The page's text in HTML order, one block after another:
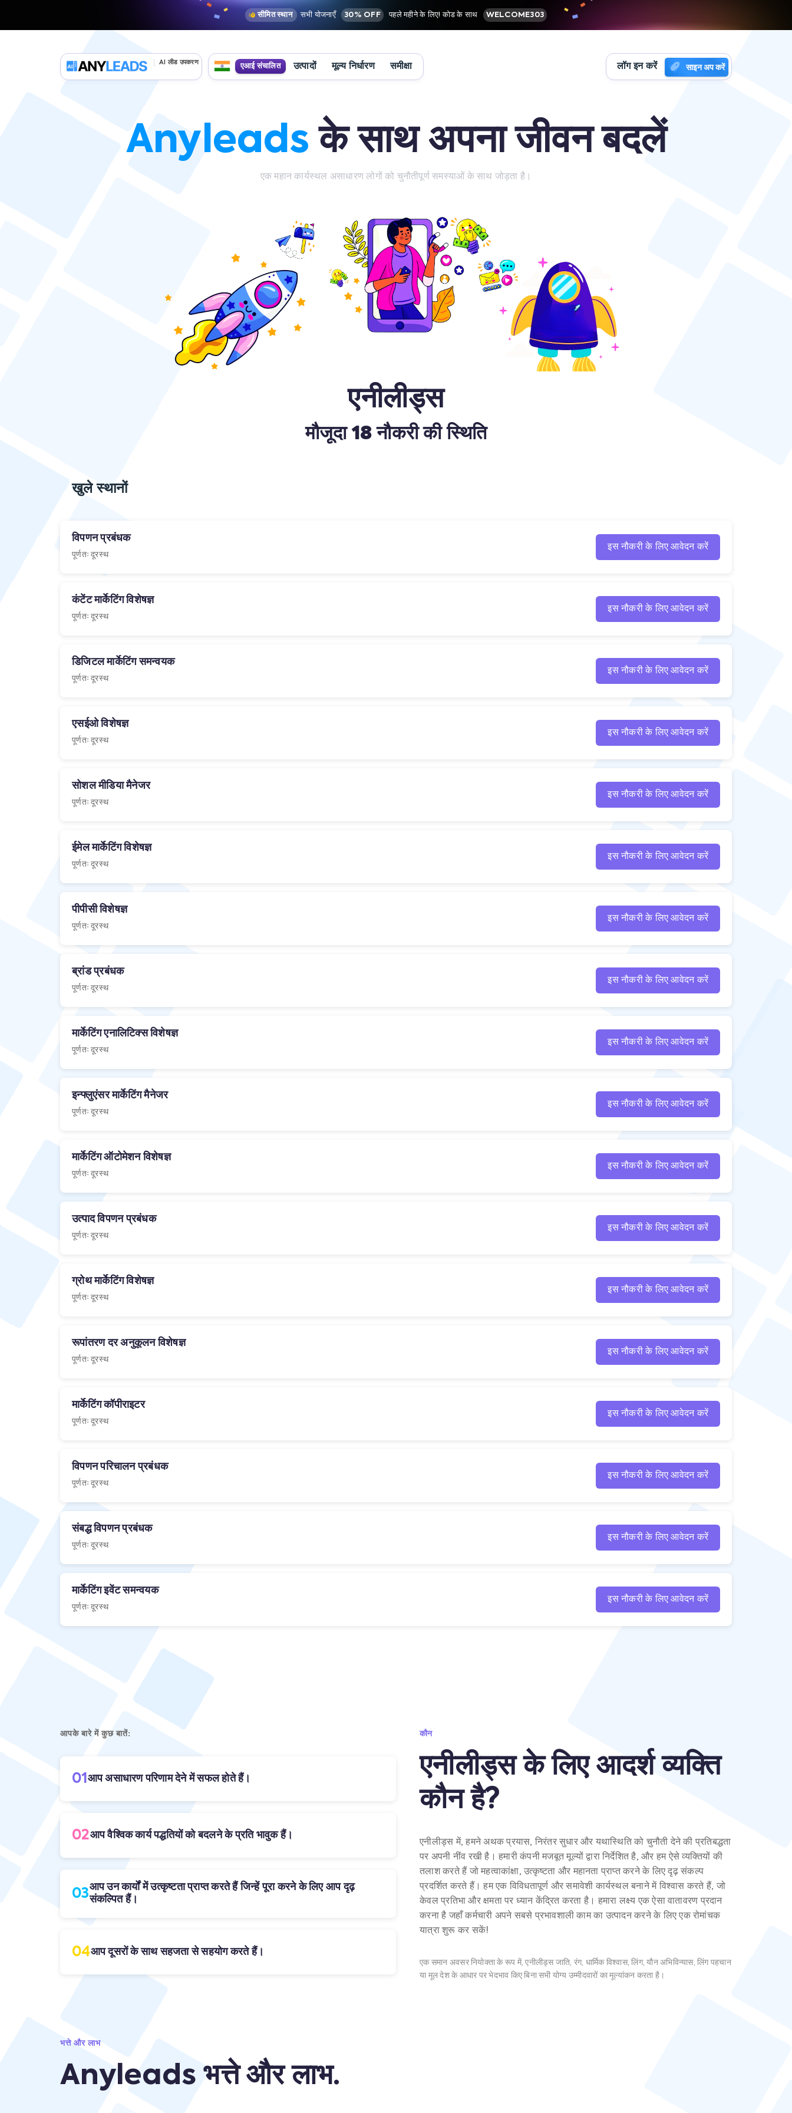
सीमित स्थान सभी योजनाएँ 30% OFF पहले महीने के लिए! कोड के साथ WELCOME303
AI लीड उपकरण लॉग इन करें साइन अप करें
एआई संचालित उत्पादों मूल्य निर्धारण समीक्षा
Anyleads के साथ अपना जीवन बदलें
एक महान कार्यस्थल असाधारण लोगों को चुनौतीपूर्ण समस्याओं के साथ जोड़ता है।
एनीलीड्स
मौजूदा 18 नौकरी की स्थिति
खुले स्थानों
विपणन प्रबंधक
पूर्णतः दूरस्थ
इस नौकरी के लिए आवेदन करें
कंटेंट मार्केटिंग विशेषज्ञ
पूर्णतः दूरस्थ
इस नौकरी के लिए आवेदन करें
डिजिटल मार्केटिंग समन्वयक
पूर्णतः दूरस्थ
इस नौकरी के लिए आवेदन करें
एसईओ विशेषज्ञ
पूर्णतः दूरस्थ
इस नौकरी के लिए आवेदन करें
सोशल मीडिया मैनेजर
पूर्णतः दूरस्थ
इस नौकरी के लिए आवेदन करें
ईमेल मार्केटिंग विशेषज्ञ
पूर्णतः दूरस्थ
इस नौकरी के लिए आवेदन करें
पीपीसी विशेषज्ञ
पूर्णतः दूरस्थ
इस नौकरी के लिए आवेदन करें
ब्रांड प्रबंधक
पूर्णतः दूरस्थ
इस नौकरी के लिए आवेदन करें
मार्केटिंग एनालिटिक्स विशेषज्ञ
पूर्णतः दूरस्थ
इस नौकरी के लिए आवेदन करें
इन्फ्लुएंसर मार्केटिंग मैनेजर
पूर्णतः दूरस्थ
इस नौकरी के लिए आवेदन करें
मार्केटिंग ऑटोमेशन विशेषज्ञ
पूर्णतः दूरस्थ
इस नौकरी के लिए आवेदन करें
उत्पाद विपणन प्रबंधक
पूर्णतः दूरस्थ
इस नौकरी के लिए आवेदन करें
ग्रोथ मार्केटिंग विशेषज्ञ
पूर्णतः दूरस्थ
इस नौकरी के लिए आवेदन करें
रूपांतरण दर अनुकूलन विशेषज्ञ
पूर्णतः दूरस्थ
इस नौकरी के लिए आवेदन करें
मार्केटिंग कॉपीराइटर
पूर्णतः दूरस्थ
इस नौकरी के लिए आवेदन करें
विपणन परिचालन प्रबंधक
पूर्णतः दूरस्थ
इस नौकरी के लिए आवेदन करें
संबद्ध विपणन प्रबंधक
पूर्णतः दूरस्थ
इस नौकरी के लिए आवेदन करें
मार्केटिंग इवेंट समन्वयक
पूर्णतः दूरस्थ
इस नौकरी के लिए आवेदन करें
आपके बारे में कुछ बातें:
01 आप असाधारण परिणाम देने में सफल होते हैं।
02आप वैश्विक कार्य पद्धतियों को बदलने के प्रति भावुक हैं।
03आप उन कार्यों में उत्कृष्टता प्राप्त करते हैं जिन्हें पूरा करने के लिए आप दृढ़
संकल्पित हैं।
04आप दूसरों के साथ सहजता से सहयोग करते हैं।
कौन
एनीलीड्स के लिए आदर्श व्यक्ति
कौन है?
एनीलीड्स में, हमने अथक प्रयास, निरंतर सुधार और यथास्थिति को चुनौती देने की प्रतिबद्धता
पर अपनी नींव रखी है। हमारी कंपनी मजबूत मूल्यों द्वारा निर्देशित है, और हम ऐसे व्यक्तियों की
तलाश करते हैं जो महत्वाकांक्षा, उत्कृष्टता और महानता प्राप्त करने के लिए दृढ़ संकल्प
प्रदर्शित करते हैं। हम एक विविधतापूर्ण और समावेशी कार्यस्थल बनाने में विश्वास करते हैं, जो
केवल प्रतिभा और क्षमता पर ध्यान केंद्रित करता है। हमारा लक्ष्य एक ऐसा वातावरण प्रदान
करना है जहाँ कर्मचारी अपने सबसे प्रभावशाली काम का उत्पादन करने के लिए एक रोमांचक
यात्रा शुरू कर सकें!
एक समान अवसर नियोक्ता के रूप में, एनीलीड्स जाति, रंग, धार्मिक विश्वास, लिंग, यौन अभिविन्यास, लिंग पहचान
या मूल देश के आधार पर भेदभाव किए बिना सभी योग्य उम्मीदवारों का मूल्यांकन करता है।
भत्ते और लाभ
Anyleads भत्ते और लाभ.